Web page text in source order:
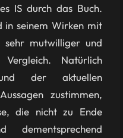
IS durch das Buch.
in seinem Wirken mit
sehr mutwilliger und
Vergleich. Natürlich
der aktuellen
zustimmen,
die nicht zu Ende